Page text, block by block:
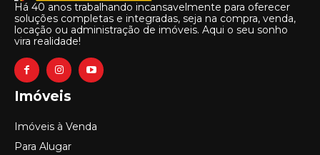
Há 40 anos trabalhando incansavelmente para oferecer
soluções completas e integradas, seja na compra, venda,
locação ou administração de imóveis. Aqui o seu sonho
vira realidade!
Imóveis
Imóveis à Venda
Para Alugar